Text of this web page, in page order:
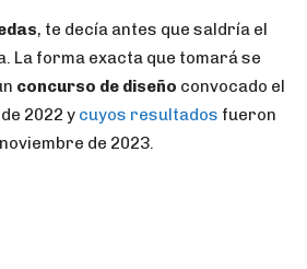
, te decía antes que saldría el
La forma exacta que tomará se
concurso de diseño convocado el
2022 y cuyos resultados fueron
de 2023.